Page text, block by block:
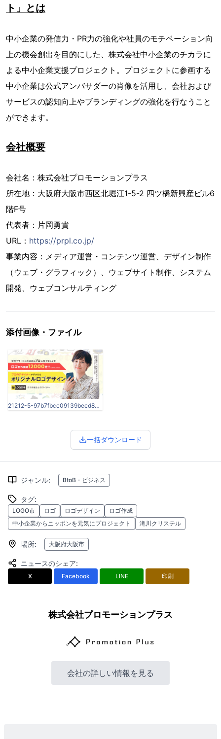
ト」とは
中小企業の発信力・PR力の強化や社員のモチベーション向
上の機会創出を目的にした、株式会社中小企業のチカラに
よる中小企業支援プロジェクト。プロジェクトに参画する
中小企業は公式アンバサダーの肖像を活用し、会社および
サービスの認知向上やブランディングの強化を行なうこと
ができます。
会社概要
会社名：株式会社プロモーションプラス
所在地：大阪府大阪市西区北堀江1-5-2 四ツ橋新興産ビル6
階F号
代表者：片岡勇貴
URL： https://prpl.co.jp/
事業内容：メディア運営・コンテンツ運営、デザイン制作
（ウェブ・グラフィック）、ウェブサイト制作、システム
開発、ウェブコンサルティング
添付画像・ファイル
21212-5-97b7fbcc09139becd8a8569bc8b372b6-1280x670.png
一括ダウンロード
ジャンル: BtoB・ビジネス
タグ:
LOGO市 ロゴ ロゴデザイン
ロゴ作成
中小企業からニッポンを元気にプロジェクト
滝川クリステル
場所: 大阪府大阪市
ニュースのシェア:
X Facebook LINE 印刷
株式会社プロモーションプラス
会社の詳しい情報を見る